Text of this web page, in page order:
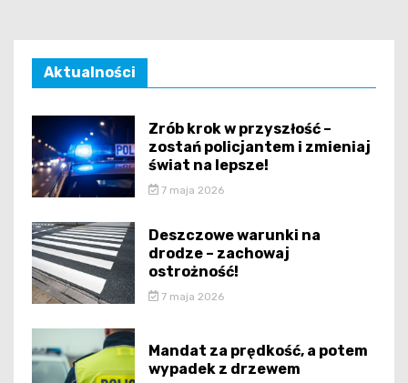
Aktualności
Zrób krok w przyszłość –
zostań policjantem i zmieniaj
świat na lepsze!
7 maja 2026
Deszczowe warunki na
drodze – zachowaj
ostrożność!
7 maja 2026
Mandat za prędkość, a potem
wypadek z drzewem